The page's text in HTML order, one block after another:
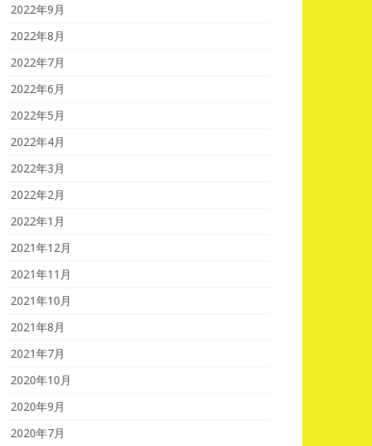
2022年9月
2022年8月
2022年7月
2022年6月
2022年5月
2022年4月
2022年3月
2022年2月
2022年1月
2021年12月
2021年11月
2021年10月
2021年8月
2021年7月
2020年10月
2020年9月
2020年7月